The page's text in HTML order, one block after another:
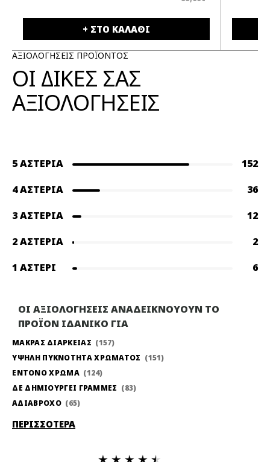
+ ΣΤΟ ΚΑΛΑΘΙ
ΑΞΙΟΛΟΓΗΣΕΙΣ ΠΡΟΪΟΝΤΟΣ
ΟΙ ΔΙΚΕΣ ΣΑΣ
ΑΞΙΟΛΟΓΗΣΕΙΣ
5 ΑΣΤΈΡΙΑ
152
4 ΑΣΤΈΡΙΑ
36
3 ΑΣΤΈΡΙΑ
12
2 ΑΣΤΈΡΙΑ
2
1 ΑΣΤΈΡΙ
6
ΟΙ ΑΞΙΟΛΟΓΗΣΕΙΣ ΑΝΑΔΕΙΚΝΟΥΟΥΝ ΤΟ
ΠΡΟΪΟΝ ΙΔΑΝΙΚΟ ΓΙΑ
ΜΑΚΡΑΣ ΔΙΑΡΚΕΙΑΣ
157
ΥΨΗΛΗ ΠΥΚΝΟΤΗΤΑ ΧΡΩΜΑΤΟΣ
151
ΕΝΤΟΝΟ ΧΡΩΜΑ
124
ΔΕ ΔΗΜΙΟΥΡΓΕΙ ΓΡΑΜΜΕΣ
83
ΑΔΙΑΒΡΟΧΟ
65
ΠΕΡΙΣΣΟΤΕΡΑ